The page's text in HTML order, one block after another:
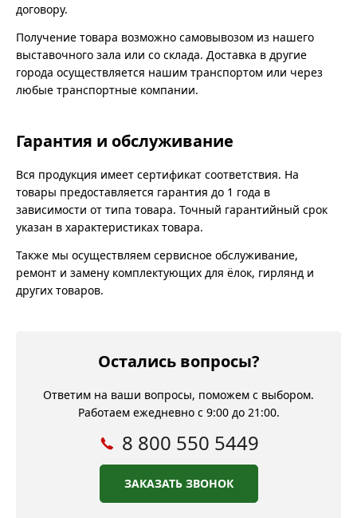
договору.
Получение товара возможно самовывозом из нашего
выставочного зала или со склада. Доставка в другие
города осуществляется нашим транспортом или через
любые транспортные компании.
Гарантия и обслуживание
Вся продукция имеет сертификат соответствия. На
товары предоставляется гарантия до 1 года в
зависимости от типа товара. Точный гарантийный срок
указан в характеристиках товара.
Также мы осуществляем сервисное обслуживание,
ремонт и замену комплектующих для ёлок, гирлянд и
других товаров.
Остались вопросы?
Ответим на ваши вопросы, поможем с выбором.
Работаем ежедневно с 9:00 до 21:00.
8 800 550 5449
ЗАКАЗАТЬ ЗВОНОК